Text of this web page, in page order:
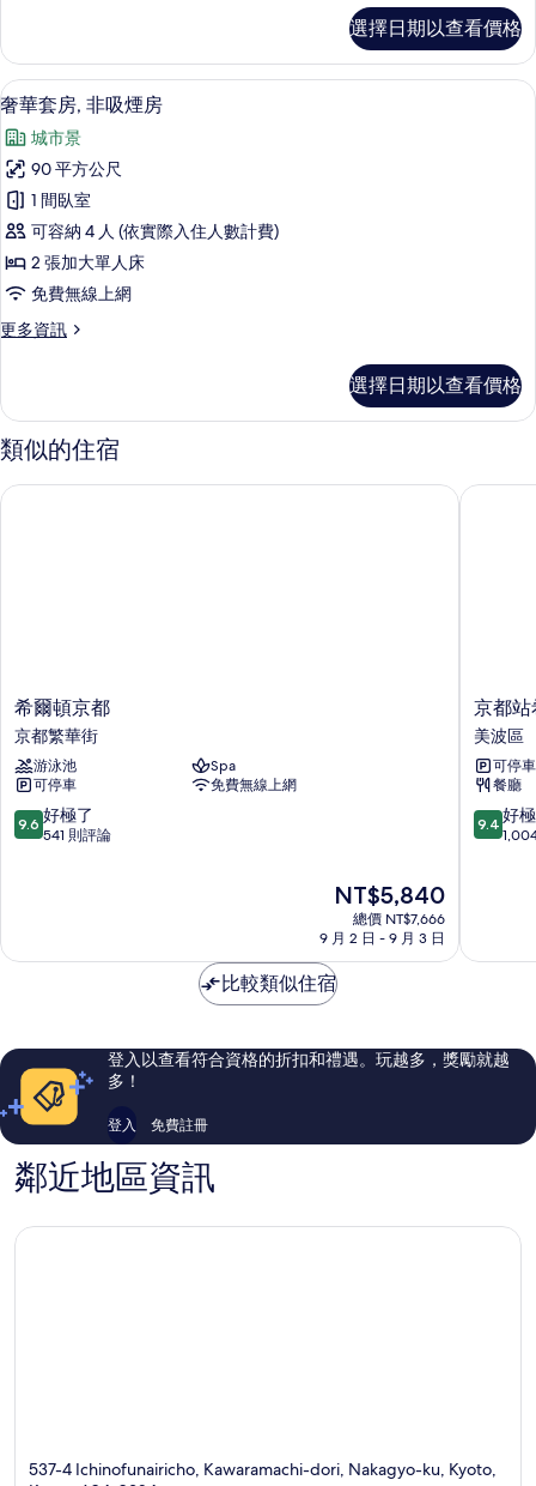
所
有
相
片
非
吸
煙
的
詳
情
選擇日期以查看價格
顯
示
奢
華
套
房,
非
吸
煙
的
所
有
相
奢華套房, 非吸煙房 | 高級寢具、羽絨
1
奢華套房, 非吸煙房
城市景
90 平方公尺
1 間臥室
可容納 4 人 (依實際入住人數計費)
2 張加大單人床
免費無線上網
更多資訊
更
套
房,
非
煙
選擇日期以查看價格
類似的住宿
希
爾
頓
京
都
京
都
希爾頓京都
京都繁華街
游泳池
Spa
可停車
免費無線上網
9.6
分，
極
評
論
9.6 好極了
541 則評論
現
價
為
NT$5,840
NT$5,840
總價 NT$7,666
9 月 2 日 - 9 月 3 日
希爾頓京都
京
都
站
希
爾
頓
逸
區
京都站
美波區
可停車
餐廳
9.4
分，
極
評
論
9.4 好
京都站
比較類似住宿
登入以查看符合資格的折扣和禮遇。玩越多，獎勵就越
多！
登入 免費註冊
鄰近地區資訊
537-4 Ichinofunairicho, Kawaramachi-dori, Nakagyo-ku, Kyoto,